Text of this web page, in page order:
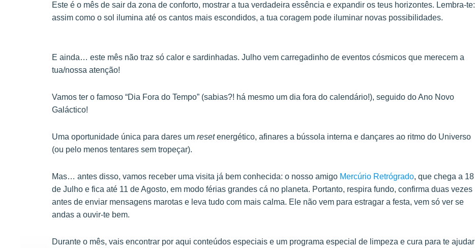
Este é o mês de sair da zona de conforto, mostrar a tua verdadeira essência e expandir os teus horizontes. Lembra-te:
assim como o sol ilumina até os cantos mais escondidos, a tua coragem pode iluminar novas possibilidades.
E ainda… este mês não traz só calor e sardinhadas. Julho vem carregadinho de eventos cósmicos que merecem a
tua/nossa atenção!
Vamos ter o famoso “Dia Fora do Tempo” (sabias?! há mesmo um dia fora do calendário!), seguido do Ano Novo
Galáctico!
Uma oportunidade única para dares um resetenergético, afinares a bússola interna e dançares ao ritmo do Universo
(ou pelo menos tentares sem tropeçar).
Mas… antes disso, vamos receber uma visita já bem conhecida: o nosso amigo Mercúrio Retrógrado, que chega a 18
de Julho e fica até 11 de Agosto, em modo férias grandes cá no planeta. Portanto, respira fundo, confirma duas vezes
antes de enviar mensagens marotas e leva tudo com mais calma. Ele não vem para estragar a festa, vem só ver se
andas a ouvir-te bem.
Durante o mês, vais encontrar por aqui conteúdos especiais e um programa especial de limpeza e cura para te ajudar